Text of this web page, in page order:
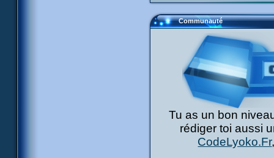
Communauté
Tu as un bon
rédiger toi aussi
CodeLyoko.Fr